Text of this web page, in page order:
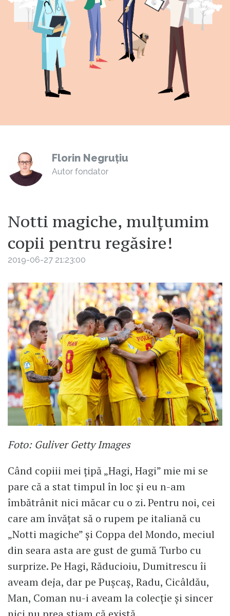
Florin Negruțiu
Autor fondator
Notti magiche, mulțumim
copii pentru regăsire!
2019-06-27 21:23:00
Foto: Guliver Getty Images
Când copiii mei țipă „Hagi, Hagi” mie mi se
pare că a stat timpul în loc și eu n-am
îmbătrânit nici măcar cu o zi. Pentru noi, cei
care am învățat să o rupem pe italiană cu
„Notti magiche” și Coppa del Mondo, meciul
din seara asta are gust de gumă Turbo cu
surprize. Pe Hagi, Răducioiu, Dumitrescu îi
aveam deja, dar pe Pușcaș, Radu, Cicâldău,
Man, Coman nu-i aveam la colecție și sincer